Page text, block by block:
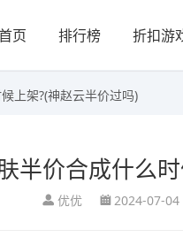
页 排行榜 折扣游
上架?(神赵云半价过吗)
半价合成什么
优优 2024-07-04